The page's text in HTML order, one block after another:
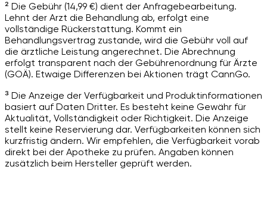
² Die Gebühr (14,99 €) dient der Anfragebearbeitung.
Lehnt der Arzt die Behandlung ab, erfolgt eine
vollständige Rückerstattung. Kommt ein
Behandlungsvertrag zustande, wird die Gebühr voll auf
die ärztliche Leistung angerechnet. Die Abrechnung
erfolgt transparent nach der Gebührenordnung für Ärzte
(GOÄ). Etwaige Differenzen bei Aktionen trägt CannGo.
³ Die Anzeige der Verfügbarkeit und Produktinformationen
basiert auf Daten Dritter. Es besteht keine Gewähr für
Aktualität, Vollständigkeit oder Richtigkeit. Die Anzeige
stellt keine Reservierung dar. Verfügbarkeiten können sich
kurzfristig ändern. Wir empfehlen, die Verfügbarkeit vorab
direkt bei der Apotheke zu prüfen. Angaben können
zusätzlich beim Hersteller geprüft werden.